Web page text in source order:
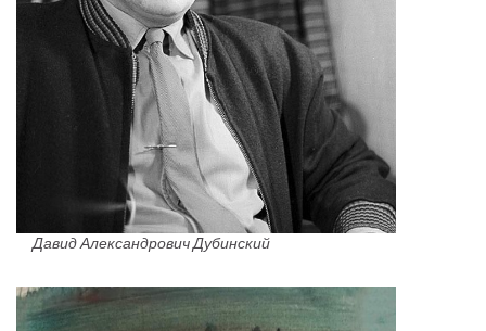
Давид Александрович Дубинский